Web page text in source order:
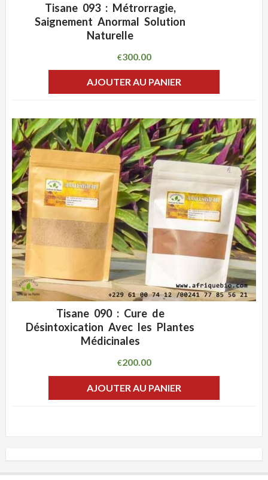
ADD WISHLIST
Tisane 093 : Métrorragie,
Saignement Anormal Solution
Naturelle
€300.00
AJOUTER AU PANIER
ADD WISHLIST
Tisane 090 : Cure de
Désintoxication Avec les Plantes
Médicinales
€200.00
AJOUTER AU PANIER